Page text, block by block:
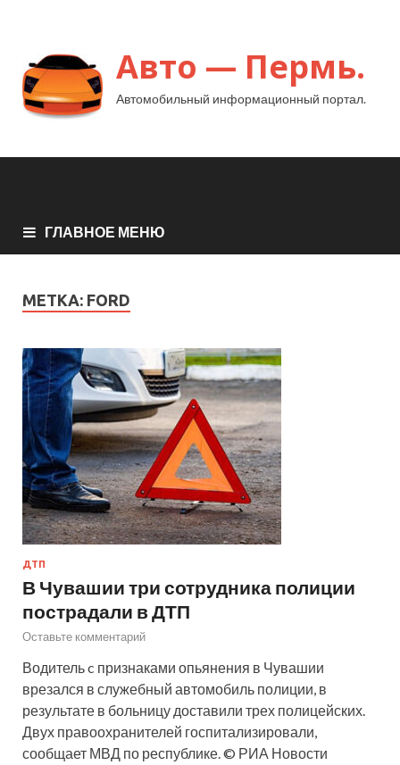
Авто — Пермь.
Автомобильный информационный портал.
ГЛАВНОЕ МЕНЮ
МЕТКА: FORD
ДТП
В Чувашии три сотрудника полиции
пострадали в ДТП
Оставьте комментарий
Водитель c признаками опьянения в Чувашии
врезался в служебный автомобиль полиции, в
результате в больницу доставили трех полицейских.
Двух правоохранителей госпитализировали,
сообщает МВД по республике. © РИА Новости